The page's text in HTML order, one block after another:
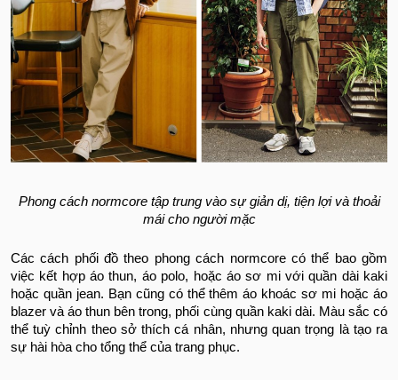
Phong cách normcore tập trung vào sự giản dị, tiện lợi và thoải
mái cho người mặc
Các cách phối đồ theo phong cách normcore có thể bao gồm
việc kết hợp áo thun, áo polo, hoặc áo sơ mi với quần dài kaki
hoặc quần jean. Bạn cũng có thể thêm áo khoác sơ mi hoặc áo
blazer và áo thun bên trong, phối cùng quần kaki dài. Màu sắc có
thể tuỳ chỉnh theo sở thích cá nhân, nhưng quan trọng là tạo ra
sự hài hòa cho tổng thể của trang phục.